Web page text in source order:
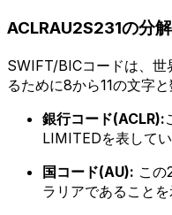
ACLRAU2S231の分解
SWIFT/BICコードは、世
るために8から11の文字
銀行コード(ACLR):
LIMITEDを表して
国コード(AU): この
ラリアであることを